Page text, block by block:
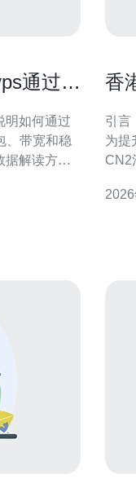
通过压
明如何通过
、带宽和稳
据解读方
香
引言
为提
CN2
操作